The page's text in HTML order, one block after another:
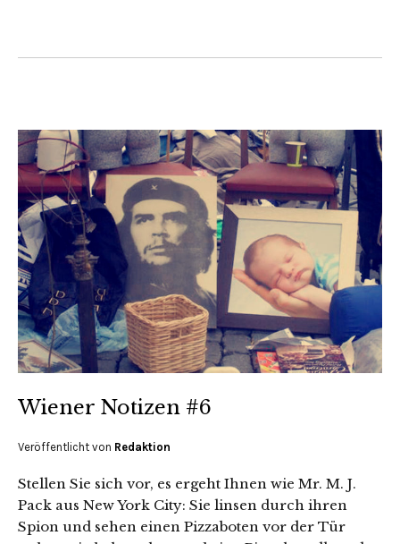
Wiener Notizen #6
Veröffentlicht von Redaktion
Stellen Sie sich vor, es ergeht Ihnen wie Mr. M. J.
Pack aus New York City: Sie linsen durch ihren
Spion und sehen einen Pizzaboten vor der Tür